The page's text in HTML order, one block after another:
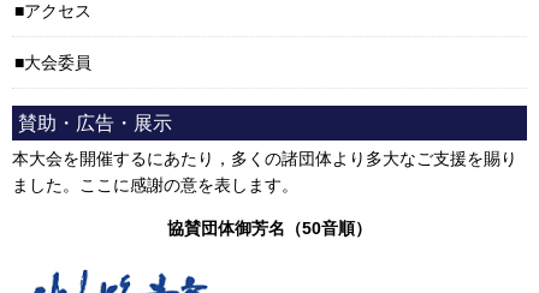
アクセス
大会委員
賛助・広告・展示
本大会を開催するにあたり，多くの諸団体より多大なご支援を賜り
ました。ここに感謝の意を表します。
協賛団体御芳名（50音順）